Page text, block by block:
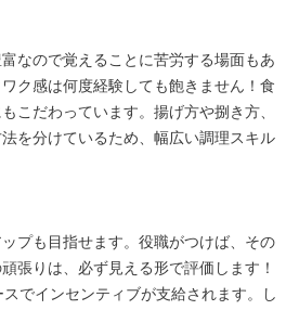
なので覚えることに苦労する場面もあ
ク感は何度経験しても飽きません！食
こだわっています。揚げ方や捌き方、
を分けているため、幅広い調理スキル
プも目指せます。役職がつけば、その
張りは、必ず見える形で評価します！
でインセンティブが支給されます。し